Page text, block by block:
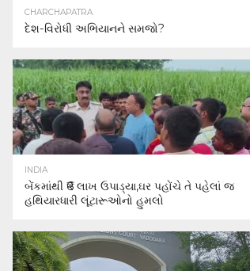
CHARCHAPATRA
દેશ-વિરોધી અભિયાનને સમજો?
INDIA
બેંકમાંથી ₹6 લાખ ઉપાડ્યા,ઘર પહોંચે તે પહેલાં જ
હથિયારધારી લૂંટારૂઓનો હુમલો